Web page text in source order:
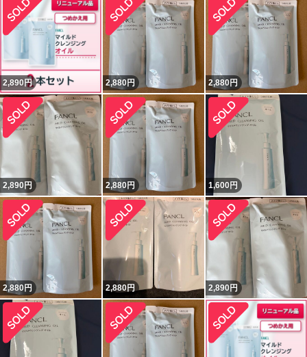
2,890 円 2,880円 2,880円
2,890円 2,880円 1,600円
2,880円 2,880円 2,890円